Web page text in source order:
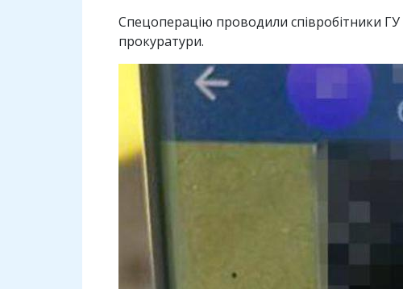
Спецоперацію проводили співробітники ГУ
прокуратури.